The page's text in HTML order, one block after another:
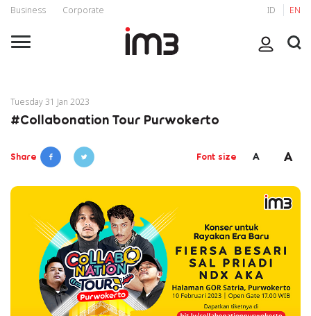
Business Corporate ID EN
Tuesday 31 Jan 2023
#Collabonation Tour Purwokerto
Share Font size A A